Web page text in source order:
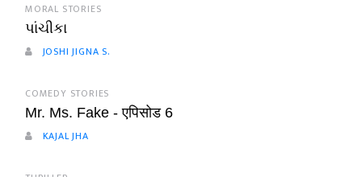
MORAL STORIES
પાંચીકા
JOSHI JIGNA S.
COMEDY STORIES
Mr. Ms. Fake - एपिसोड 6
KAJAL JHA